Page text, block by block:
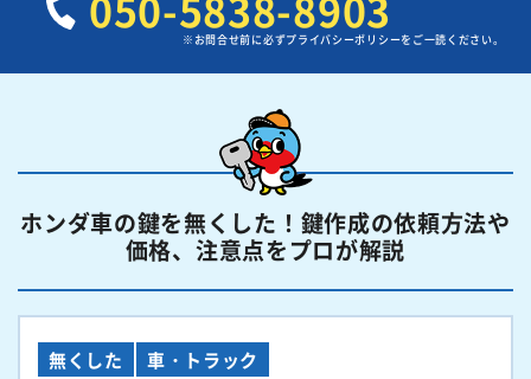
※お問合せ前に必ずプライバシーポリシーをご一読ください。
ホンダ車の鍵を無くした！鍵作成の依頼方法や
価格、注意点をプロが解説
無くした 車・トラック